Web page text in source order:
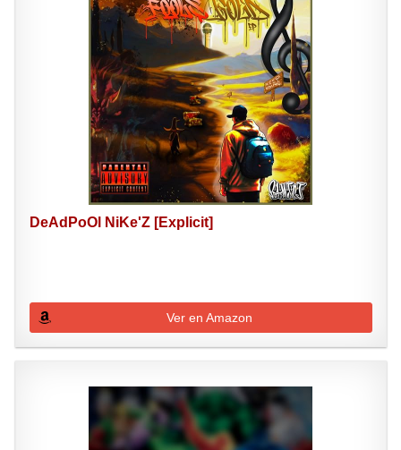
DeAdPoOl NiKe'Z [Explicit]
Ver en Amazon